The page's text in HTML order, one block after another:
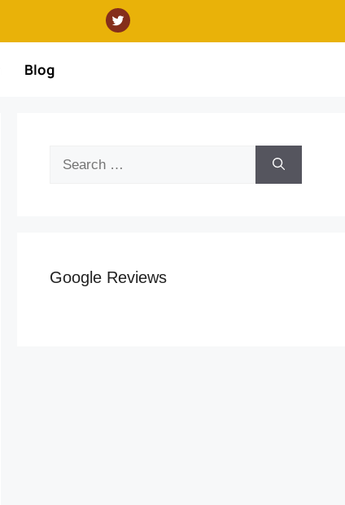
Blog
Google Reviews